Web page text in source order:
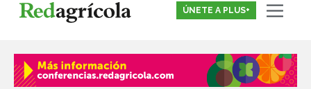
ÚNETE A PLUS+